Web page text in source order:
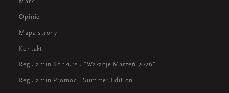
Opinie
Mapa strony
Kontakt
Regulamin Konkursu "Wakacje Marzeń 2026"
Regulamin Promocji Summer Edition